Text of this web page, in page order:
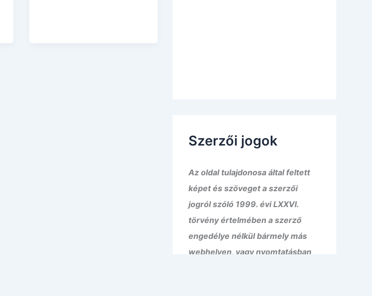
Szerzői jogok
Az oldal tulajdonosa által feltett
képet és szöveget a szerzői
jogról szóló 1999. évi LXXVI.
törvény értelmében a szerző
engedélye nélkül bármely más
webhelyen, vagy nyomtatásban